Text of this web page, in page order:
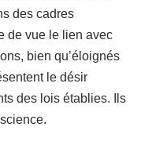
des cadres
de vue le lien avec
bien qu’éloignés
le désir
des lois établies. Ils